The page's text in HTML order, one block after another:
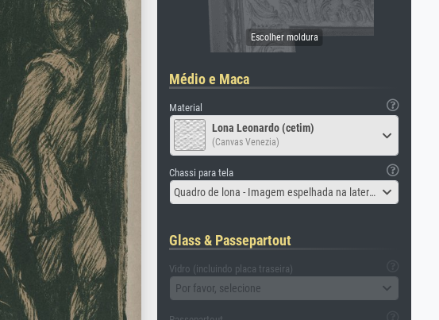
Médio e Maca
Material
Lona Leonardo (cetim)
(Canvas Venezia)
Chassi para tela
Quadro de lona - Imagem espelhada na lateral
Glass & Passepartout
Vidro (incluindo placa traseira)
Por favor, selecione